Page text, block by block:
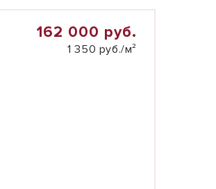
162 000 руб.
1 350 руб./м²